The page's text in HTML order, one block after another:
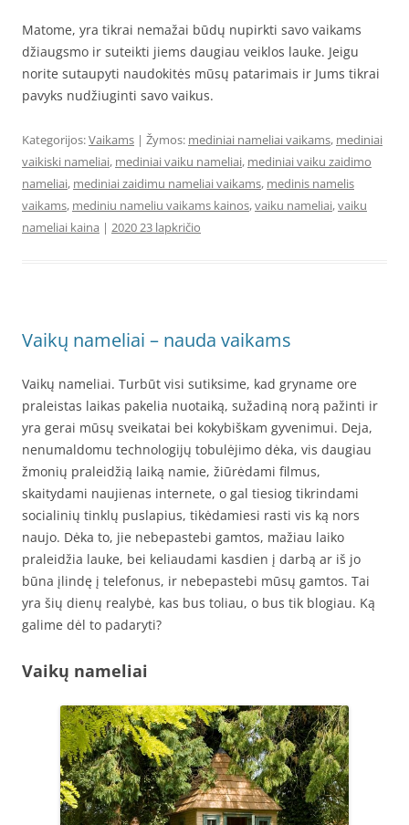
Matome, yra tikrai nemažai būdų nupirkti savo vaikams
džiaugsmo ir suteikti jiems daugiau veiklos lauke. Jeigu
norite sutaupyti naudokitės mūsų patarimais ir Jums tikrai
pavyks nudžiuginti savo vaikus.
Kategorijos:Vaikams | Žymos: mediniai nameliai vaikams, mediniai
vaikiski nameliai, mediniai vaiku nameliai, mediniai vaiku zaidimo
nameliai, mediniai zaidimu nameliai vaikams, medinis namelis
vaikams, mediniu nameliu vaikams kainos,vaiku nameliai,vaiku
nameliai kaina | 2020 23 lapkričio
Vaikų nameliai – nauda vaikams
Vaikų nameliai. Turbūt visi sutiksime, kad gryname ore
praleistas laikas pakelia nuotaiką, sužadiną norą pažinti ir
yra gerai mūsų sveikatai bei kokybiškam gyvenimui. Deja,
nenumaldomu technologijų tobulėjimo dėka, vis daugiau
žmonių praleidžią laiką namie, žiūrėdami filmus,
skaitydami naujienas internete, o gal tiesiog tikrindami
socialinių tinklų puslapius, tikėdamiesi rasti vis ką nors
naujo. Dėka to, jie nebepastebi gamtos, mažiau laiko
praleidžia lauke, bei keliaudami kasdien į darbą ar iš jo
būna įlindę į telefonus, ir nebepastebi mūsų gamtos. Tai
yra šių dienų realybė, kas bus toliau, o bus tik blogiau. Ką
galime dėl to padaryti?
Vaikų nameliai